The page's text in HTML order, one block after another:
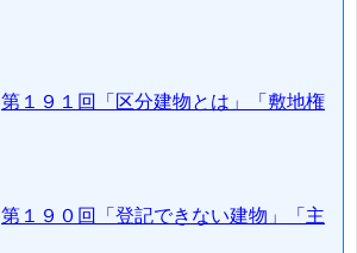
第１９１回「区分建物とは」「敷地権
第１９０回「登記できない建物」「主